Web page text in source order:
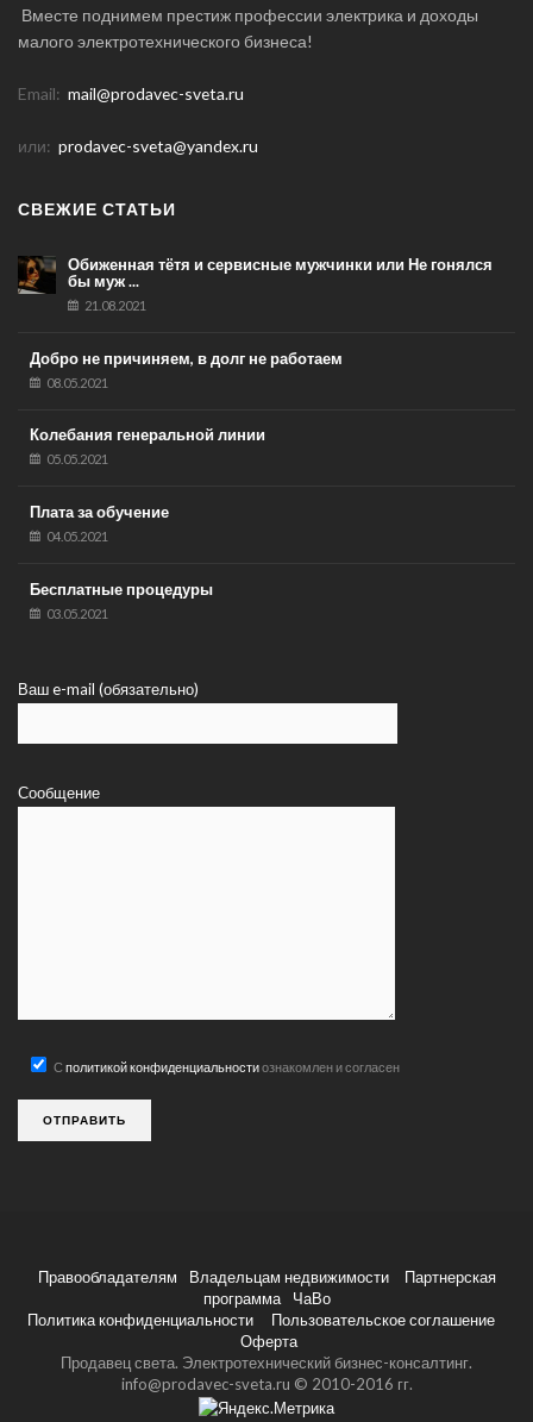
Вместе поднимем престиж профессии электрика и доходы
малого электротехнического бизнеса!
Email: mail@prodavec-sveta.ru
или: prodavec-sveta@yandex.ru
СВЕЖИЕ СТАТЬИ
Обиженная тётя и сервисные мужчинки или Не гонялся
бы муж ...
21.08.2021
Добро не причиняем, в долг не работаем
08.05.2021
Колебания генеральной линии
05.05.2021
Плата за обучение
04.05.2021
Бесплатные процедуры
03.05.2021
Ваш e-mail (обязательно)
Сообщение
С политикой конфиденциальностиознакомлен и согласен
Правообладателям Владельцам недвижимости
Партнерская
программа
ЧаВо
Политика конфиденциальности
Пользовательское соглашение
Оферта
Продавец света. Электротехнический бизнес-консалтинг.
info@prodavec-sveta.ru © 2010-2016 гг.